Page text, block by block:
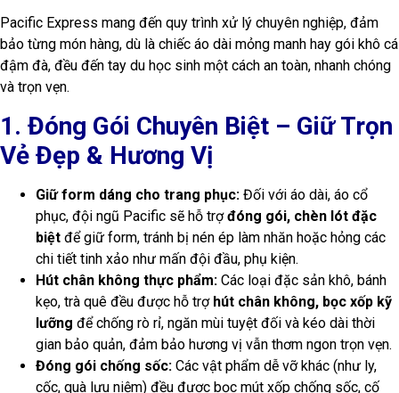
Pacific Express mang đến quy trình xử lý chuyên nghiệp, đảm
bảo từng món hàng, dù là chiếc áo dài mỏng manh hay gói khô cá
đậm đà, đều đến tay du học sinh một cách an toàn, nhanh chóng
và trọn vẹn.
1. Đóng Gói Chuyên Biệt – Giữ Trọn
Vẻ Đẹp & Hương Vị
Giữ form dáng cho trang phục: Đối với áo dài, áo cổ
phục, đội ngũ Pacific sẽ hỗ trợđóng gói, chèn lót đặc
biệt để giữ form, tránh bị nén ép làm nhăn hoặc hỏng các
chi tiết tinh xảo như mấn đội đầu, phụ kiện.
Hút chân không thực phẩm: Các loại đặc sản khô, bánh
kẹo, trà quê đều được hỗ trợ hút chân không, bọc xốp kỹ
lưỡng để chống rò rỉ, ngăn mùi tuyệt đối và kéo dài thời
gian bảo quản, đảm bảo hương vị vẫn thơm ngon trọn vẹn.
Đóng gói chống sốc: Các vật phẩm dễ vỡ khác (như ly,
cốc, quà lưu niệm) đều được bọc mút xốp chống sốc, cố